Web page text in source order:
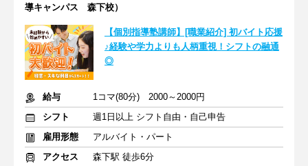
導キャンパス 森下校）
【個別指導塾講師】[職業紹介] 初バイト応援
♪経験や学力よりも人柄重視！シフトの融通
◎
給与
1コマ(80分) 2000～2000円
シフト
週1日以上 シフト自由・自己申告
雇用形態
アルバイト・パート
アクセス
森下駅 徒歩6分